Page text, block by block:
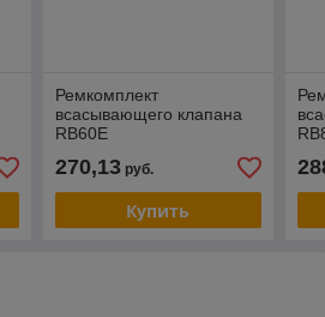
Ремкомплект
всасывающего клапана
RB60E
270,13руб.
Купить